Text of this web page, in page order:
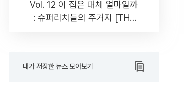
Vol. 12 이 집은 대체 얼마일까
: 슈퍼리치들의 주거지 [THE
내가 저장한 뉴스 모아보기